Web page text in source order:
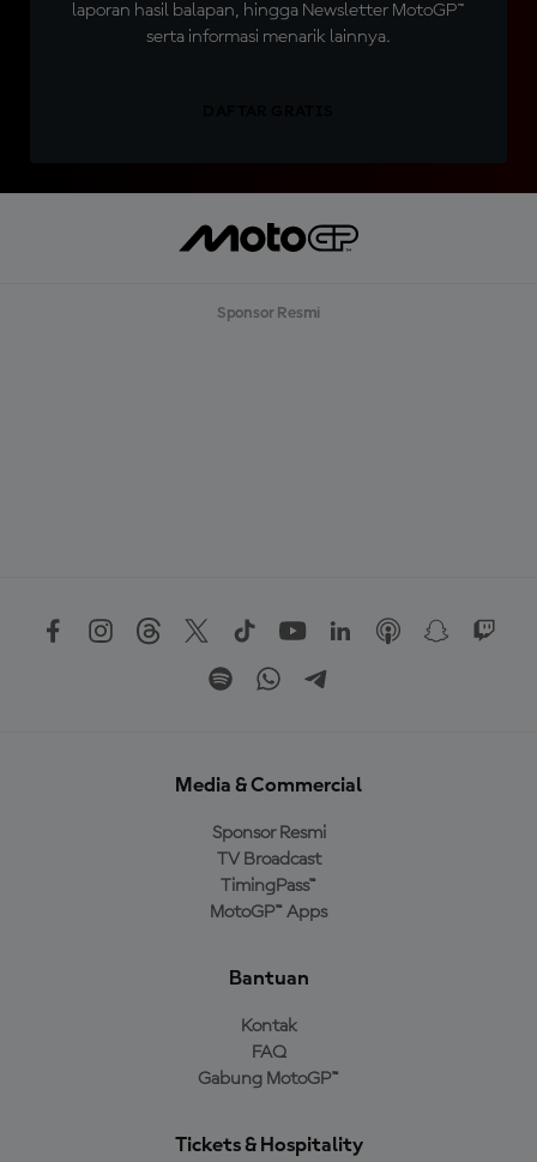
laporan hasil balapan, hingga Newsletter MotoGP™
serta informasi menarik lainnya.
Sponsor Resmi
Media & Commercial
Sponsor Resmi
TV Broadcast
TimingPass™
MotoGP™ Apps
Bantuan
Kontak
FAQ
Gabung MotoGP™
Tickets & Hospitality